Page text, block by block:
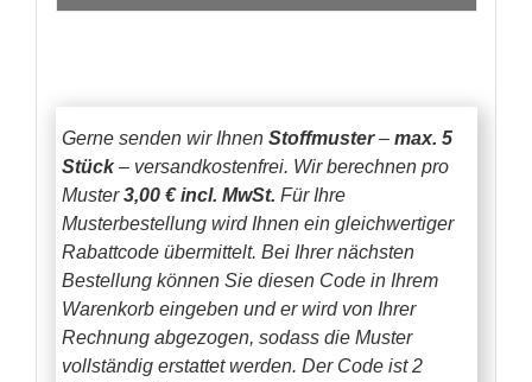
Gerne senden wir Ihnen Stoffmuster– max. 5
Stück– versandkostenfrei. Wir berechnen pro
Muster3,00 € incl. MwSt. Für Ihre
Musterbestellung wird Ihnen ein gleichwertiger
Rabattcode übermittelt. Bei Ihrer nächsten
Bestellung können Sie diesen Code in Ihrem
Warenkorb eingeben und er wird von Ihrer
Rechnung abgezogen, sodass die Muster
vollständig erstattet werden. Der Code ist 2